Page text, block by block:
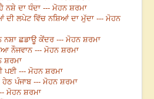
ਨਸ਼ੇ ਦਾ ਧੰਦਾ --- ਮੋਹਨ ਸ਼ਰਮਾ
ਲਪੇਟ ਵਿੱਚ ਨਸ਼ਿਆਂ ਦਾ ਮੁੱਦਾ --- ਮੋਹਨ
ਨਸ਼ਾ ਛਡਾਊ ਕੇਂਦਰ --- ਮੋਹਨ ਸ਼ਰਮਾ
ਨੌਜਵਾਨ --- ਮੋਹਨ ਸ਼ਰਮਾ
ਸ਼ਰਮਾ
ਪਈ --- ਮੋਹਨ ਸ਼ਰਮਾ
ਪੰਜਾਬ --- ਮੋਹਨ ਸ਼ਰਮਾ
ਮੋਹਨ ਸ਼ਰਮਾ